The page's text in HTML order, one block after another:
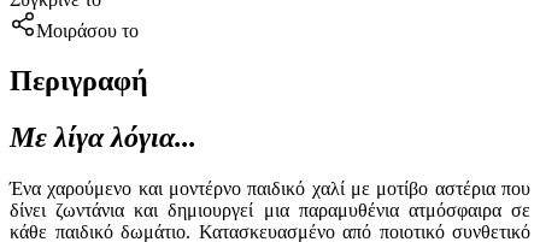
Μοιράσου το
Περιγραφή
Με λίγα λόγια...
Ένα χαρούμενο και μοντέρνο παιδικό χαλί με μοτίβο αστέρια που
δίνει ζωντάνια και δημιουργεί μια παραμυθένια ατμόσφαιρα σε
κάθε παιδικό δωμάτιο. Κατασκευασμένο από ποιοτικό συνθετικό